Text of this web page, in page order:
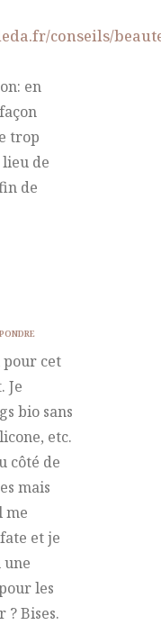
conseils/
en
trop
de
de
cet
Je
bio sans
etc.
côté de
mais
me
et je
une
les
? Bises.